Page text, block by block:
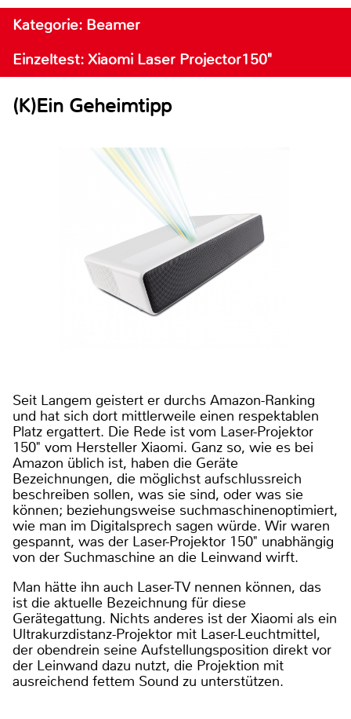
Kategorie: Beamer
Einzeltest: Xiaomi Laser Projector150"
(K)Ein Geheimtipp
Seit Langem geistert er durchs Amazon-Ranking
und hat sich dort mittlerweile einen respektablen
Platz ergattert. Die Rede ist vom Laser-Projektor
150" vom Hersteller Xiaomi. Ganz so, wie es bei
Amazon üblich ist, haben die Geräte
Bezeichnungen, die möglichst aufschlussreich
beschreiben sollen, was sie sind, oder was sie
können; beziehungsweise suchmaschinenoptimiert,
wie man im Digitalsprech sagen würde. Wir waren
gespannt, was der Laser-Projektor 150" unabhängig
von der Suchmaschine an die Leinwand wirft.
Man hätte ihn auch Laser-TV nennen können, das
ist die aktuelle Bezeichnung für diese
Gerätegattung. Nichts anderes ist der Xiaomi als ein
Ultrakurzdistanz-Projektor mit Laser-Leuchtmittel,
der obendrein seine Aufstellungsposition direkt vor
der Leinwand dazu nutzt, die Projektion mit
ausreichend fettem Sound zu unterstützen.